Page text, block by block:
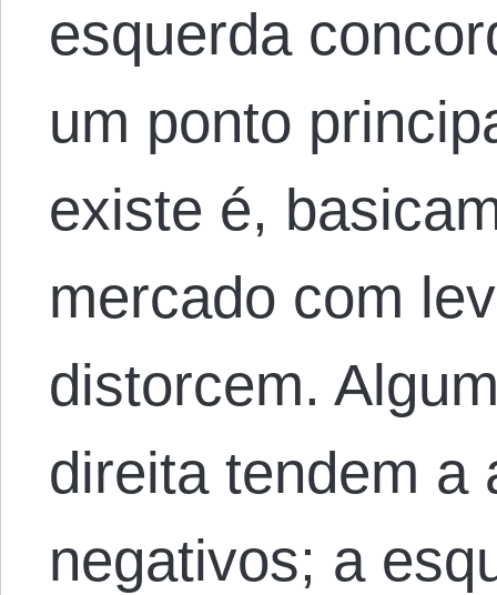
esquerda
um ponto
existe é,
mercado com
distorcem.
direita tendem a
negativos; a